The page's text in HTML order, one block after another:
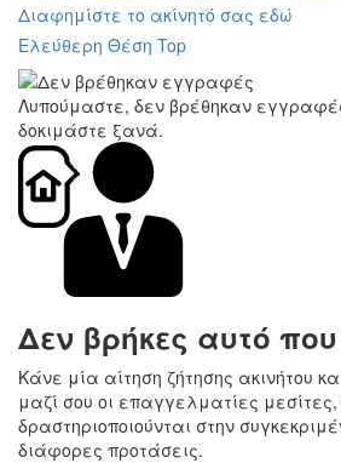
Διαφημίστε το ακίνητό σας εδώ
Ελεύθερη Θέση Top
Λυπούμαστε, δεν βρέθηκαν
δοκιμάστε ξανά.
Δεν βρήκες αυτό
Κάνε μία αίτηση ζήτησης ακινήτου
μαζί σου οι επαγγελματίες μεσίτες,
δραστηριοποιούνται στην
διάφορες προτάσεις.